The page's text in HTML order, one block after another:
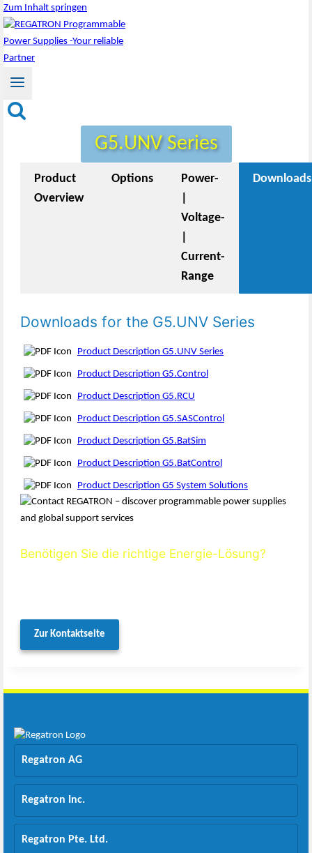
Zum Inhalt springen
G5.UNV Series
Product
Overview
Options
Power-
Voltage-
Current-
Range
Downloads
Downloads for the G5.UNV Series
Product Description G5.UNV Series
Product Description G5.Control
Product Description G5.RCU
Product Description G5.SASControl
Product Description G5.BatSim
Product Description G5.BatControl
Product Description G5 System Solutions
Benötigen Sie die richtige Energie-Lösung?
Zur Kontaktseite
Regatron AG
Regatron Inc.
Regatron Pte. Ltd.